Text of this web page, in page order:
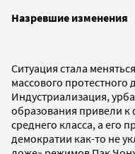
Назревшие изменения
Ситуация стала
массового
Индустриализация,
образования привели
среднего класса, а его
демократии как-то не